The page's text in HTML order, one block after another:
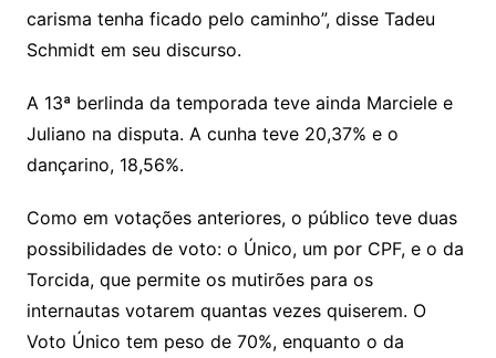
carisma tenha ficado pelo caminho”, disse Tadeu
Schmidt em seu discurso.
A 13ª berlinda da temporada teve ainda Marciele e
Juliano na disputa. A cunha teve 20,37% e o
dançarino, 18,56%.
Como em votações anteriores, o público teve duas
possibilidades de voto: o Único, um por CPF, e o da
Torcida, que permite os mutirões para os
internautas votarem quantas vezes quiserem. O
Voto Único tem peso de 70%, enquanto o da